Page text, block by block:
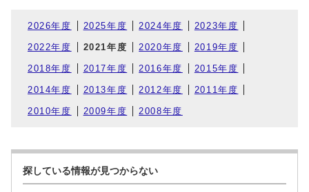
2026年度 2025年度 2024年度 2023年度
2022年度 2021年度 2020年度 2019年度
2018年度 2017年度 2016年度 2015年度
2014年度 2013年度 2012年度 2011年度
2010年度 2009年度 2008年度
探している情報が見つからない